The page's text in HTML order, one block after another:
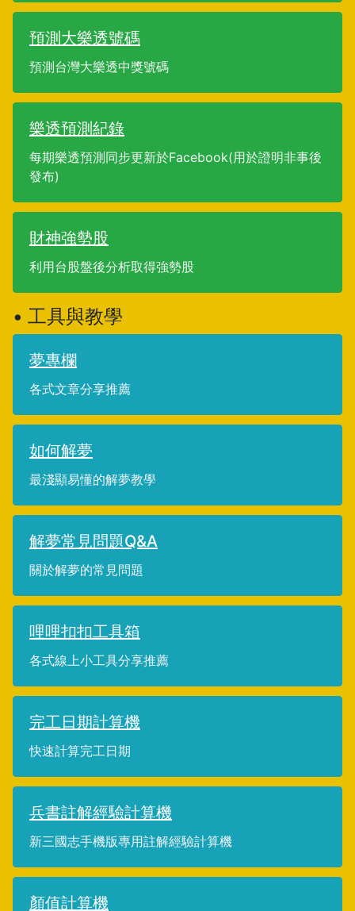
預測大樂透號碼
預測台灣大樂透中獎號碼
樂透預測紀錄
每期樂透預測同步更新於Facebook(用於證明非事後
發布)
財神強勢股
利用台股盤後分析取得強勢股
• 工具與教學
夢專欄
各式文章分享推薦
如何解夢
最淺顯易懂的解夢教學
解夢常見問題Q&A
關於解夢的常見問題
哩哩扣扣工具箱
各式線上小工具分享推薦
完工日期計算機
快速計算完工日期
兵書註解經驗計算機
新三國志手機版專用註解經驗計算機
顏值計算機